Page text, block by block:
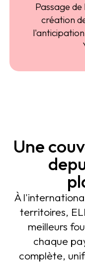
Passage
création
Une
À
territoires,
meilleurs
chaque
complète,